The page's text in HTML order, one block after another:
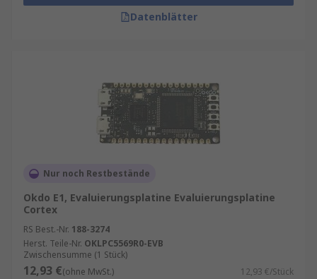
Datenblätter
Nur noch Restbestände
Okdo E1, Evaluierungsplatine Evaluierungsplatine
Cortex
RS Best.-Nr. 188-3274
Herst. Teile-Nr. OKLPC5569R0-EVB
Zwischensumme (1 Stück)
12,93 €(ohne MwSt.) 12,93 €/Stück